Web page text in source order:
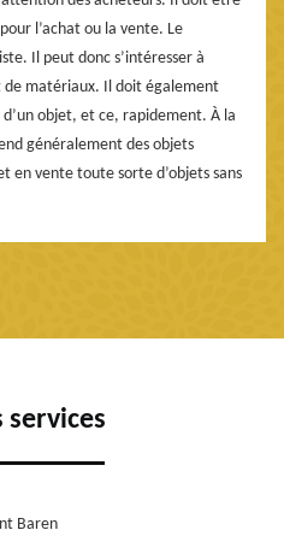
l’achat ou la vente. Le
Il peut donc s’intéresser à
de matériaux. Il doit également
objet, et ce, rapidement. À la
généralement des objets
en vente toute sorte d’objets sans
services
Baren